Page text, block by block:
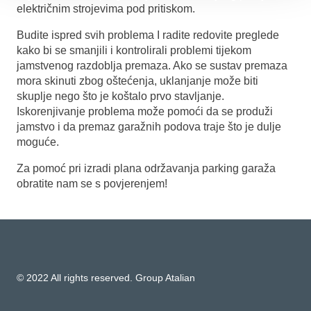
električnim strojevima pod pritiskom.
Budite ispred svih problema I radite redovite preglede
kako bi se smanjili i kontrolirali problemi tijekom
jamstvenog razdoblja premaza. Ako se sustav premaza
mora skinuti zbog oštećenja, uklanjanje može biti
skuplje nego što je koštalo prvo stavljanje.
Iskorenjivanje problema može pomoći da se produži
jamstvo i da premaz garažnih podova traje što je dulje
moguće.
Za pomoć pri izradi plana održavanja parking garaža
obratite nam se s povjerenjem!
© 2022 All rights reserved. Group Atalian